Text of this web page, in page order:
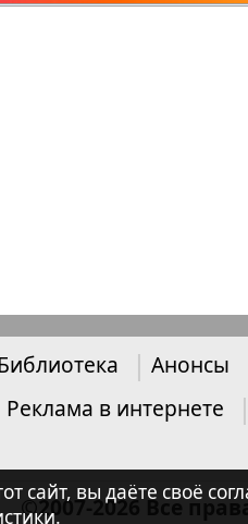
Анонсы
Реклама в интернете
©2007-2026 Все
сайт, вы даёте своё